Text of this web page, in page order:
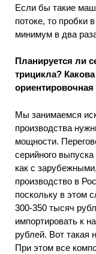
Если бы такие
потоке, то пробки
минимум в два
Планируется ли
трицикла?
ориентировочная
Мы занимаемся
производства
мощности.
серийного
как с
производство в
поскольку в этом
300-350 тысяч
импортировать к
рублей. Вот такая
При этом все